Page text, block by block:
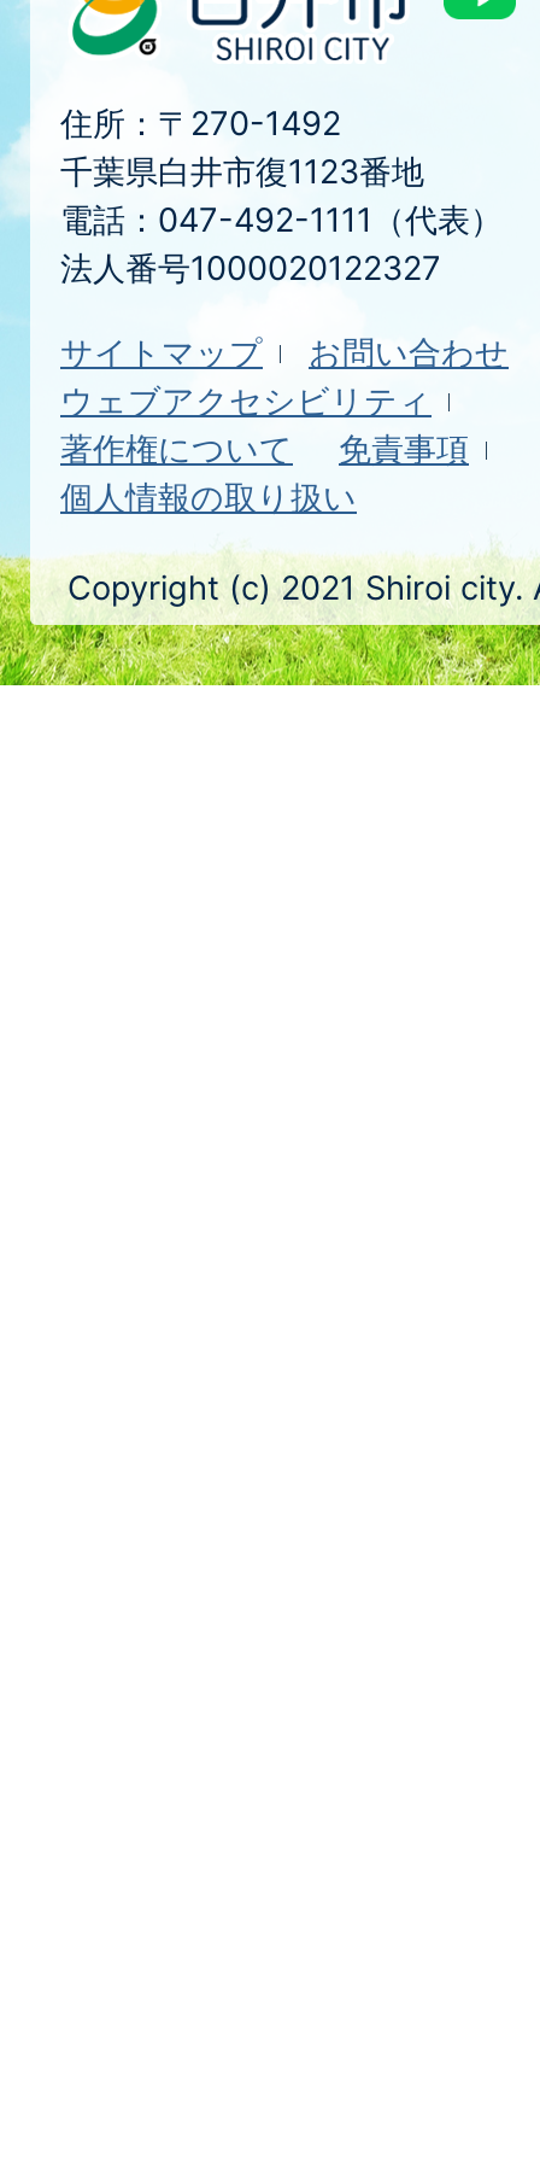
住所：〒270-1492
千葉県白井市復1123番地
電話：047-492-1111（代表）
法人番号1000020122327
サイトマップ
お問い合わせ
ウェブアクセシビリティ
著作権について
免責事項
個人情報の取り扱い
Copyright (c) 2021 Shiroi city.